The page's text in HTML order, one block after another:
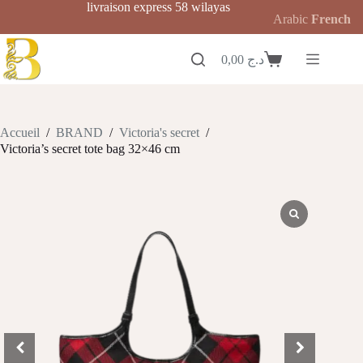
contenu
livraison express 58 wilayas
Panierد.ج
Accueil / BRAND / Victoria's secret /
Victoria’s secret tote bag 32×46 cm
Arabic French